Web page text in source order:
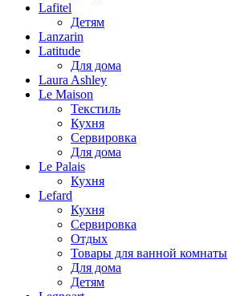
Lafitel
Детям
Lanzarin
Latitude
Для дома
Laura Ashley
Le Maison
Текстиль
Кухня
Сервировка
Для дома
Le Palais
Кухня
Lefard
Кухня
Сервировка
Отдых
Товары для ванной комнаты
Для дома
Детям